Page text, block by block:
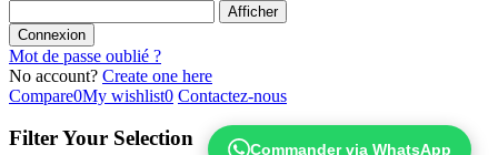
Commander via WhatsApp
Afficher
Connexion
Mot de passe oublié ?
No account? Create one here
Compare0My wishlist0 Contactez-nous
Filter Your Selection